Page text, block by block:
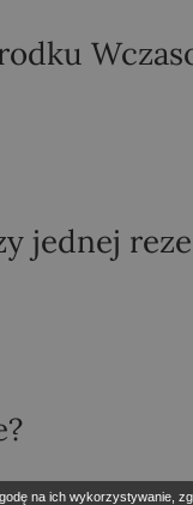
jednej
na ich wykorzystywanie,